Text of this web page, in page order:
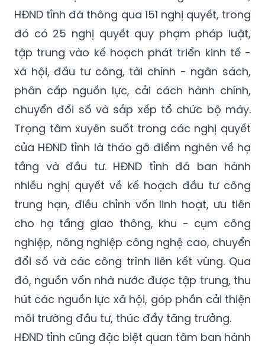
HĐND tỉnh đã thông qua 151 nghị quyết, trong
đó có 25 nghị quyết quy phạm pháp luật,
tập trung vào kế hoạch phát triển kinh tế -
xã hội, đầu tư công, tài chính - ngân sách,
phân cấp nguồn lực, cải cách hành chính,
chuyển đổi số và sắp xếp tổ chức bộ máy.
Trọng tâm xuyên suốt trong các nghị quyết
của HĐND tỉnh là tháo gỡ điểm nghẽn về hạ
tầng và đầu tư. HĐND tỉnh đã ban hành
nhiều nghị quyết về kế hoạch đầu tư công
trung hạn, điều chỉnh vốn linh hoạt, ưu tiên
cho hạ tầng giao thông, khu - cụm công
nghiệp, nông nghiệp công nghệ cao, chuyển
đổi số và các công trình liên kết vùng. Qua
đó, nguồn vốn nhà nước được tập trung, thu
hút các nguồn lực xã hội, góp phần cải thiện
môi trường đầu tư, thúc đẩy tăng trưởng.
HĐND tỉnh cũng đặc biệt quan tâm ban hành